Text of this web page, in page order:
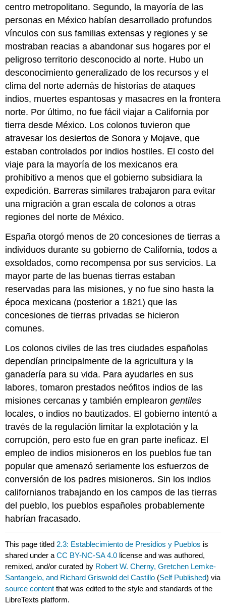
centro metropolitano. Segundo, la mayoría de las
personas en México habían desarrollado profundos
vínculos con sus familias extensas y regiones y se
mostraban reacias a abandonar sus hogares por el
peligroso territorio desconocido al norte. Hubo un
desconocimiento generalizado de los recursos y el
clima del norte además de historias de ataques
indios, muertes espantosas y masacres en la frontera
norte. Por último, no fue fácil viajar a California por
tierra desde México. Los colonos tuvieron que
atravesar los desiertos de Sonora y Mojave, que
estaban controlados por indios hostiles. El costo del
viaje para la mayoría de los mexicanos era
prohibitivo a menos que el gobierno subsidiara la
expedición. Barreras similares trabajaron para evitar
una migración a gran escala de colonos a otras
regiones del norte de México.
España otorgó menos de 20 concesiones de tierras a
individuos durante su gobierno de California, todos a
exsoldados, como recompensa por sus servicios. La
mayor parte de las buenas tierras estaban
reservadas para las misiones, y no fue sino hasta la
época mexicana (posterior a 1821) que las
concesiones de tierras privadas se hicieron
comunes.
Los colonos civiles de las tres ciudades españolas
dependían principalmente de la agricultura y la
ganadería para su vida. Para ayudarles en sus
labores, tomaron prestados neófitos indios de las
misiones cercanas y también emplearongentiles
locales, o indios no bautizados. El gobierno intentó a
través de la regulación limitar la explotación y la
corrupción, pero esto fue en gran parte ineficaz. El
empleo de indios misioneros en los pueblos fue tan
popular que amenazó seriamente los esfuerzos de
conversión de los padres misioneros. Sin los indios
californianos trabajando en los campos de las tierras
del pueblo, los pueblos españoles probablemente
habrían fracasado.
This page titled 2.3: Establecimiento de Presidios y Pueblos is
shared under aCC BY-NC-SA 4.0 license and was authored,
remixed, and/or curated by Robert W. Cherny, Gretchen Lemke-
Santangelo, and Richard Griswold del Castillo (Self Published) via
source content that was edited to the style and standards of the
LibreTexts platform.